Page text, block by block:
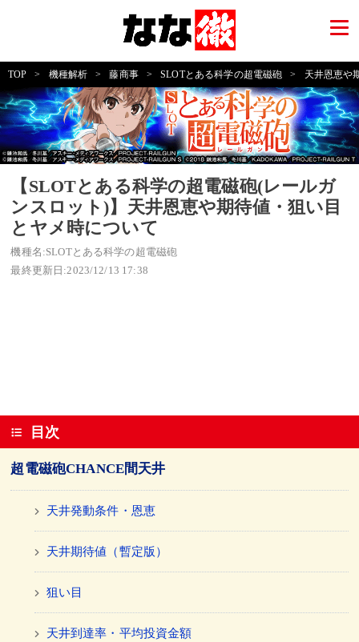
TOP > 機種解析 > 藤商事 > SLOTとある科学の超電磁砲 > 天井恩恵や
【SLOTとある科学の超電磁砲(レールガ
ンスロット)】天井恩恵や期待値・狙い目
とヤメ時について
機種名:SLOTとある科学の超電磁砲
最終更新日:2023/12/13 17:38
目次
超電磁砲CHANCE間天井
天井発動条件・恩恵
天井期待値（暫定版）
狙い目
天井到達率・平均投資金額